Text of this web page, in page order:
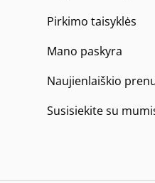
Pirkimo taisyklės
Mano paskyra
Naujienlaiškio
Susisiekite su